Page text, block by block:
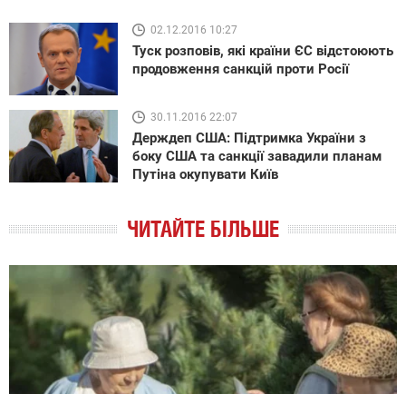
02.12.2016 10:27
Туск розповів, які країни ЄС відстоюють
продовження санкцій проти Росії
30.11.2016 22:07
Держдеп США: Підтримка України з
боку США та санкції завадили планам
Путіна окупувати Київ
ЧИТАЙТЕ БІЛЬШЕ